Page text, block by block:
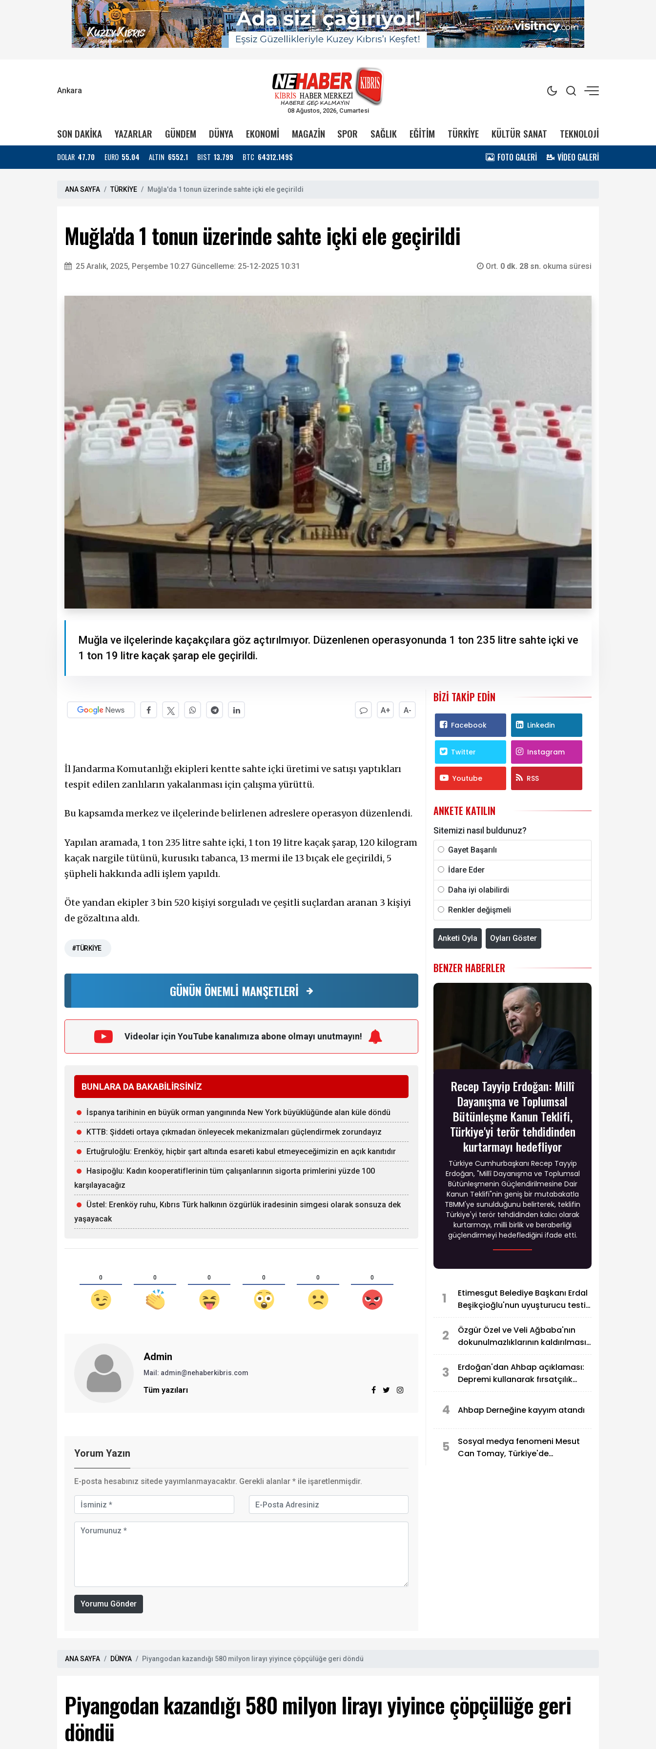
Ankara
08 Ağustos, 2026, Cumartesi
SON DAKİKA YAZARLAR GÜNDEM DÜNYA EKONOMİ MAGAZİN SPOR SAĞLIK EĞİTİM TÜRKİYE KÜLTÜR SANAT TEKNOLOJİ
DOLAR 47.70 EURO 55.04 ALTIN 6552.1 BIST 13.799 BTC 64312.149$ FOTO GALERİ VİDEO GALERİ
ANA SAYFA TÜRKİYE Muğla'da 1 tonun üzerinde sahte içki ele geçirildi
Muğla'da 1 tonun üzerinde sahte içki ele geçirildi
25 Aralık, 2025, Perşembe 10:27 Güncelleme: 25-12-2025 10:31 Ort. 0 dk. 28 sn. okuma süresi
Muğla ve ilçelerinde kaçakçılara göz açtırılmıyor. Düzenlenen operasyonunda 1 ton 235 litre sahte içki ve
1 ton 19 litre kaçak şarap ele geçirildi.
A+ A-
İl Jandarma Komutanlığı ekipleri kentte sahte içki üretimi ve satışı yaptıkları
tespit edilen zanlıların yakalanması için çalışma yürüttü.
Bu kapsamda merkez ve ilçelerinde belirlenen adreslere operasyon düzenlendi.
Yapılan aramada, 1 ton 235 litre sahte içki, 1 ton 19 litre kaçak şarap, 120 kilogram
kaçak nargile tütünü, kurusıkı tabanca, 13 mermi ile 13 bıçak ele geçirildi, 5
şüpheli hakkında adli işlem yapıldı.
Öte yandan ekipler 3 bin 520 kişiyi sorguladı ve çeşitli suçlardan aranan 3 kişiyi
de gözaltına aldı.
#TÜRKİYE
GÜNÜN ÖNEMLİ MANŞETLERİ
Videolar için YouTube kanalımıza abone olmayı unutmayın!
BUNLARA DA BAKABİLİRSİNİZ
İspanya tarihinin en büyük orman yangınında New York büyüklüğünde alan küle döndü
KTTB: Şiddeti ortaya çıkmadan önleyecek mekanizmaları güçlendirmek zorundayız
Ertuğruloğlu: Erenköy, hiçbir şart altında esareti kabul etmeyeceğimizin en açık kanıtıdır
Hasipoğlu: Kadın kooperatiflerinin tüm çalışanlarının sigorta primlerini yüzde 100
karşılayacağız
Üstel: Erenköy ruhu, Kıbrıs Türk halkının özgürlük iradesinin simgesi olarak sonsuza dek
yaşayacak
0 0 0 0 0 0
Admin
Mail: admin@nehaberkibris.com
Tüm yazıları
Yorum Yazın
E-posta hesabınız sitede yayımlanmayacaktır. Gerekli alanlar * ile işaretlenmişdir.
Yorumu Gönder
BIZI TAKIP EDIN
Facebook Linkedin
Twitter Instagram
Youtube RSS
ANKETE KATILIN
Sitemizi nasıl buldunuz?
Gayet Başarılı
İdare Eder
Daha iyi olabilirdi
Renkler değişmeli
Anketi Oyla Oyları Göster
BENZER HABERLER
Recep Tayyip Erdoğan: Millî
Dayanışma ve Toplumsal
Bütünleşme Kanun Teklifi,
Türkiye'yi terör tehdidinden
kurtarmayı hedefliyor
Türkiye Cumhurbaşkanı Recep Tayyip
Erdoğan, "Millî Dayanışma ve Toplumsal
Bütünleşmenin Güçlendirilmesine Dair
Kanun Teklifi"nin geniş bir mutabakatla
TBMM'ye sunulduğunu belirterek, teklifin
Türkiye'yi terör tehdidinden kalıcı olarak
kurtarmayı, milli birlik ve beraberliği
güçlendirmeyi hedeflediğini ifade etti.
1
Etimesgut Belediye Başkanı Erdal
Beşikçioğlu'nun uyuşturucu testi
2
Özgür Özel ve Veli Ağbaba'nın
dokunulmazlıklarının kaldırılması
3
Erdoğan'dan Ahbap açıklaması:
Depremi kullanarak fırsatçılık
4 Ahbap Derneğine kayyım atandı
5
Sosyal medya fenomeni Mesut
Can Tomay, Türkiye'de
ANA SAYFA DÜNYA Piyangodan kazandığı 580 milyon lirayı yiyince çöpçülüğe geri döndü
Piyangodan kazandığı 580 milyon lirayı yiyince çöpçülüğe geri
döndü